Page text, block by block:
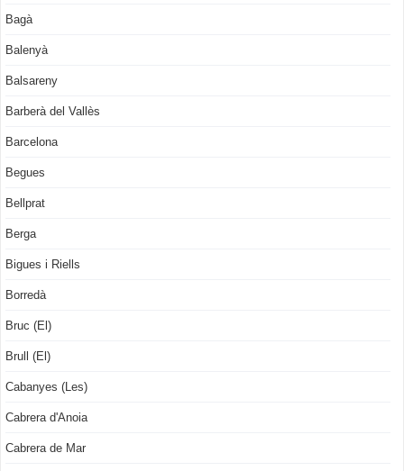
Bagà
Balenyà
Balsareny
Barberà del Vallès
Barcelona
Begues
Bellprat
Berga
Bigues i Riells
Borredà
Bruc (El)
Brull (El)
Cabanyes (Les)
Cabrera d'Anoia
Cabrera de Mar